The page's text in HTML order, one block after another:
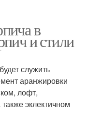
в
и стили
служить
аранжировки
лофт,
эклектичном